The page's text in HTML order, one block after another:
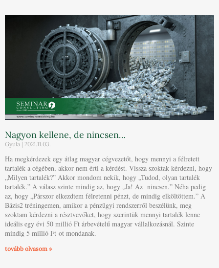
Nagyon kellene, de nincsen…
Gyula 2021.11.03.
Ha megkérdezek egy átlag magyar cégvezetőt, hogy mennyi a félretett
tartalék a cégében, akkor nem érti a kérdést. Vissza szoktak kérdezni, hogy
„Milyen tartalék?” Akkor mondom nekik, hogy „Tudod, olyan tartalék
tartalék.” A válasz szinte mindig az, hogy „Ja! Az nincsen.” Néha pedig
az, hogy „Párszor elkezdtem félretenni pénzt, de mindig elköltöttem.” A
Bázis2 tréningemen, amikor a pénzügyi rendszerről beszélünk, meg
szoktam kérdezni a résztvevőket, hogy szerintük mennyi tartalék lenne
ideális egy évi 50 millió Ft árbevételű magyar vállalkozásnál. Szinte
mindig 5 millió Ft-ot mondanak.
tovább olvasom »